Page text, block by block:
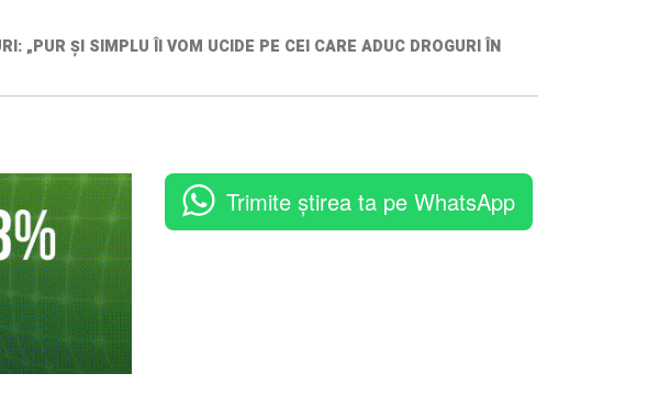
„PUR ȘI SIMPLU ÎI VOM UCIDE PE CEI CARE ADUC DROGURI ÎN
Trimite știrea ta pe WhatsApp